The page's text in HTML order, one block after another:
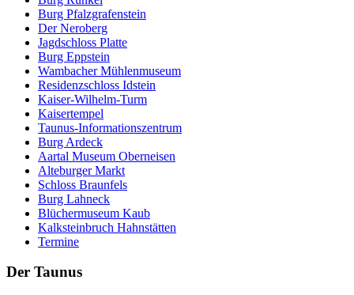
Burg Pfalzgrafenstein
Der Neroberg
Jagdschloss Platte
Burg Eppstein
Wambacher Mühlenmuseum
Residenzschloss Idstein
Kaiser-Wilhelm-Turm
Kaisertempel
Taunus-Informationszentrum
Burg Ardeck
Aartal Museum Oberneisen
Alteburger Markt
Schloss Braunfels
Burg Lahneck
Blüchermuseum Kaub
Kalksteinbruch Hahnstätten
Termine
Der Taunus